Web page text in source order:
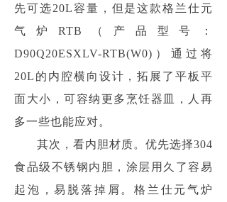
先可选20L容量，但是这款格兰仕元
气炉RTB（产品型号：
D90Q20ESXLV-RTB(W0)）通过将
20L的内腔横向设计，拓展了平板平
面大小，可容纳更多烹饪器皿，人再
多一些也能应对。
其次，看内胆材质。优先选择304
食品级不锈钢内胆，涂层用久了容易
起泡，易脱落掉屑。格兰仕元气炉